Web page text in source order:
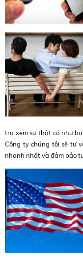
tra xem sự thật có như
Công ty chúng tôi sẽ tư
nhanh nhất và đảm bảo